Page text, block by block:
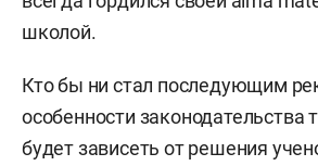
школой.
Кто бы ни стал последующим
особенности законодательства
будет зависеть от решения